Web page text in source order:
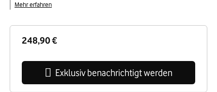
248,90 €
Exklusiv benachrichtigt werden
Mehr erfahren